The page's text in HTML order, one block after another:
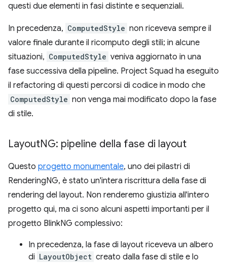
questi due elementi in fasi distinte e sequenziali.
In precedenza, ComputedStyle non riceveva sempre il
valore finale durante il ricomputo degli stili; in alcune
situazioni, ComputedStyle veniva aggiornato in una
fase successiva della pipeline. Project Squad ha eseguito
il refactoring di questi percorsi di codice in modo che
ComputedStyle non venga mai modificato dopo la fase
di stile.
LayoutNG: pipeline della fase di layout
Questo progetto monumentale, uno dei pilastri di
RenderingNG, è stato un'intera riscrittura della fase di
rendering del layout. Non renderemo giustizia all'intero
progetto qui, ma ci sono alcuni aspetti importanti per il
progetto BlinkNG complessivo:
In precedenza, la fase di layout riceveva un albero
di LayoutObject creato dalla fase di stile e lo